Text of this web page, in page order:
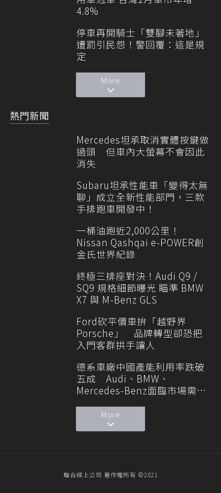
4.8%
停車再開騎士「雙腳未著地」
遭罰引民怨！警回覆：這是規
定
More
熱門新聞
Mercedes坦承取消實體按鍵做
過頭 但車內大螢幕不會因此
消失
Subaru坦承性能車「變得太無
聊」成立全新性能部門，三款
手排跑車開發中！
一桶油跑近2,000公里！
Nissan Qashqai e-POWER創
金氏世界紀錄
終極三排座對決！Audi Q9 /
SQ9 規格細節曝光 瞄準 BMW
X7 與 M-Benz GLS
Ford砍平價車拚「越野界
Porsche」 品牌轉型卻恐把
入門客群拱手讓人
德系車廠中國產能利用率跌破
五成 Audi、BMW、
Mercedes-Benz面臨市場需求
More
聯合線上公司 著作權所有 ©2021